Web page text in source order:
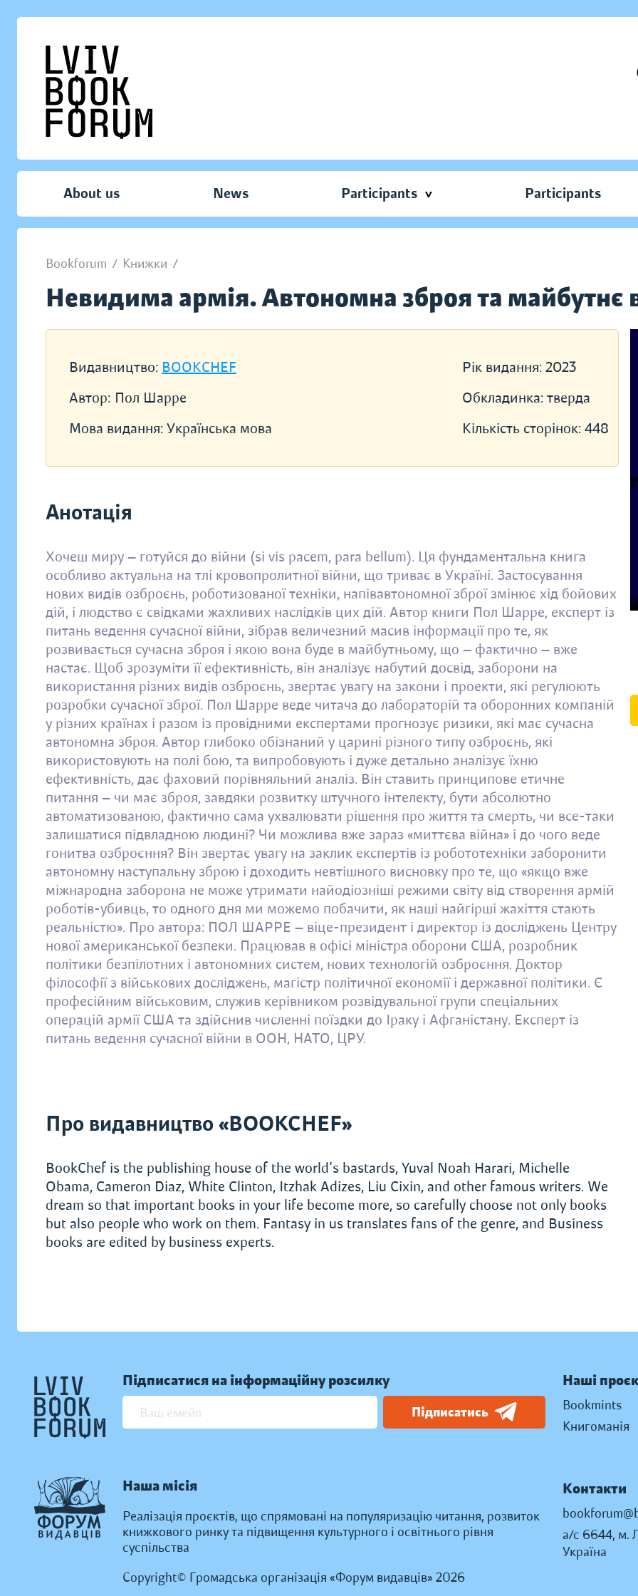
About us News Participants Participants
Bookforum / Книжки /
Невидима армія. Автономна зброя та майбутнє
Видавництво: BOOKCHEF
Автор: Пол Шарре
Мова видання: Українська мова
Рік видання: 2023
Обкладинка: тверда
Кількість сторінок: 448
Анотація
Хочеш миру — готуйся до війни (si vis pacem, para bellum). Ця фундаментальна книга
особливо актуальна на тлі кровопролитної війни, що триває в Україні. Застосування
нових видів озброєнь, роботизованої техніки, напівавтономної зброї змінює хід бойових
дій, і людство є свідками жахливих наслідків цих дій. Автор книги Пол Шарре, експерт із
питань ведення сучасної війни, зібрав величезний масив інформації про те, як
розвивається сучасна зброя і якою вона буде в майбутньому, що — фактично — вже
настає. Щоб зрозуміти її ефективність, він аналізує набутий досвід, заборони на
використання різних видів озброєнь, звертає увагу на закони і проекти, які регулюють
розробки сучасної зброї. Пол Шарре веде читача до лабораторій та оборонних компаній
у різних країнах і разом із провідними експертами прогнозує ризики, які має сучасна
автономна зброя. Автор глибоко обізнаний у царині різного типу озброєнь, які
використовують на полі бою, та випробовують і дуже детально аналізує їхню
ефективність, дає фаховий порівняльний аналіз. Він ставить принципове етичне
питання — чи має зброя, завдяки розвитку штучного інтелекту, бути абсолютно
автоматизованою, фактично сама ухвалювати рішення про життя та смерть, чи все-таки
залишатися підвладною людині? Чи можлива вже зараз «миттєва війна» і до чого веде
гонитва озброєння? Він звертає увагу на заклик експертів із робототехніки заборонити
автономну наступальну зброю і доходить невтішного висновку про те, що «якщо вже
міжнародна заборона не може утримати найодіозніші режими світу від створення армій
роботів-убивць, то одного дня ми можемо побачити, як наші найгірші жахіття стають
реальністю». Про автора: ПОЛ ШАРРE — віце-президент і директор із досліджень Центру
нової американської безпеки. Працював в офісі міністра оборони США, розробник
політики безпілотних і автономних систем, нових технологій озброєння. Доктор
філософії з військових досліджень, магістр політичної економії і державної політики. Є
професійним військовим, служив керівником розвідувальної групи спеціальних
операцій армії США та здійснив численні поїздки до Іраку і Афганістану. Експерт із
питань ведення сучасної війни в ООН, НАТО, ЦРУ.
Про видавництво «BOOKCHEF»
BookChef is the publishing house of the world's bastards, Yuval Noah Harari, Michelle
Obama, Cameron Diaz, White Clinton, Itzhak Adizes, Liu Cixin, and other famous writers. We
dream so that important books in your life become more, so carefully choose not only books
but also people who work on them. Fantasy in us translates fans of the genre, and Business
books are edited by business experts.
Підписатися на інформаційну розсилку
Підписатись
Наша місія
Реалізація проєктів, що спрямовані на популяризацію читання, розвиток
книжкового ринку та підвищення культурного і освітнього рівня
суспільства
Copyright© Громадська організація «Форум видавців» 2026
Наші
Bookmints
Книгоманія
Контакти
а/с 6644, м.
Україна